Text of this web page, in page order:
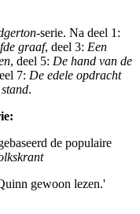
-serie. Na deel 1:
graaf, deel 3: Een
, deel 5: De hand van de
7: De edele opdracht
.
de populaire
gewoon lezen.'